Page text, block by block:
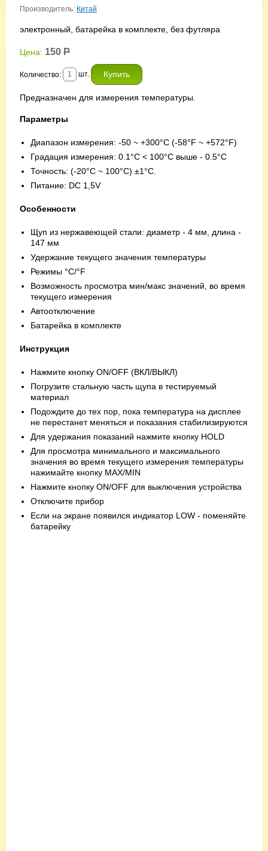
Производитель: Китай
электронный, батарейка в комплекте, без футляра
Цена: 150 Р
Количество: шт.
Предназначен для измерения температуры.
Параметры
Диапазон измерения: -50 ~ +300°C (-58°F ~ +572°F)
Градация измерения: 0.1°C < 100°C выше - 0.5°C
Точность: (-20°C ~ 100°C) ±1°C.
Питание: DC 1,5V
Особенности
Щуп из нержавеющей стали: диаметр - 4 мм, длина -
147 мм
Удержание текущего значения температуры
Режимы °C/°F
Возможность просмотра мин/макс значений, во время
текущего измерения
Автоотключение
Батарейка в комплекте
Инструкция
Нажмите кнопку ON/OFF (ВКЛ/ВЫКЛ)
Погрузите стальную часть щупа в тестируемый
материал
Подождите до тех пор, пока температура на дисплее
не перестанет меняться и показания стабилизируются
Для удержания показаний нажмите кнопку HOLD
Для просмотра минимального и максимального
значения во время текущего измерения температуры
нажимайте кнопку MAX/MIN
Нажмите кнопку ON/OFF для выключения устройства
Отключите прибор
Если на экране появился индикатор LOW - поменяйте
батарейку